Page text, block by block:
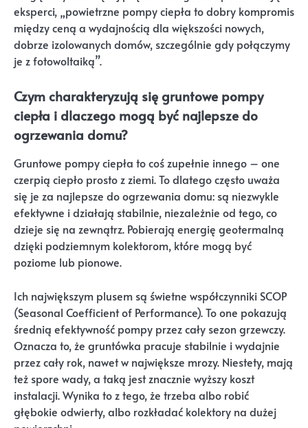
eksperci, „powietrzne pompy ciepła to dobry kompromis
między ceną a wydajnością dla większości nowych,
dobrze izolowanych domów, szczególnie gdy połączymy
je z fotowoltaiką”.
Czym charakteryzują się gruntowe pompy
ciepła i dlaczego mogą być najlepsze do
ogrzewania domu?
Gruntowe pompy ciepła to coś zupełnie innego – one
czerpią ciepło prosto z ziemi. To dlatego często uważa
się je za najlepsze do ogrzewania domu: są niezwykle
efektywne i działają stabilnie, niezależnie od tego, co
dzieje się na zewnątrz. Pobierają energię geotermalną
dzięki podziemnym kolektorom, które mogą być
poziome lub pionowe.
Ich największym plusem są świetne współczynniki SCOP
(Seasonal Coefficient of Performance). To one pokazują
średnią efektywność pompy przez cały sezon grzewczy.
Oznacza to, że gruntówka pracuje stabilnie i wydajnie
przez cały rok, nawet w największe mrozy. Niestety, mają
też spore wady, a taką jest znacznie wyższy koszt
instalacji. Wynika to z tego, że trzeba albo robić
głębokie odwierty, albo rozkładać kolektory na dużej